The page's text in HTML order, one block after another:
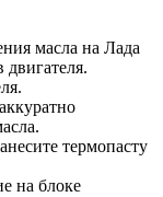
масла на Лада
двигателя.
термопасту
на блоке